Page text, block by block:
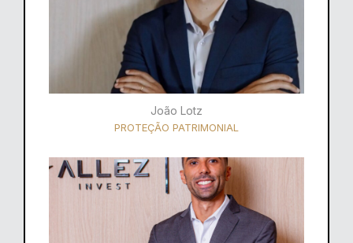
João Lotz
PROTEÇÃO PATRIMONIAL